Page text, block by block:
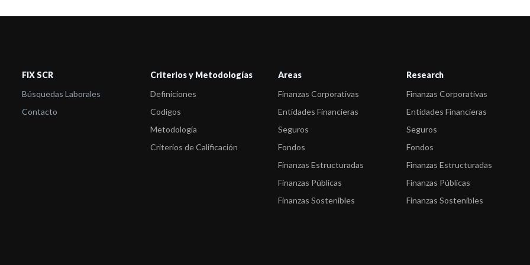
FIX SCR
Búsquedas Laborales
Contacto
Criterios y Metodologías
Definiciones
Codigos
Metodología
Criterios de Calificación
Areas
Finanzas Corporativas
Entidades Financieras
Seguros
Fondos
Finanzas Estructuradas
Finanzas Públicas
Finanzas Sostenibles
Research
Finanzas Corporativas
Entidades Financieras
Seguros
Fondos
Finanzas Estructuradas
Finanzas Públicas
Finanzas Sostenibles